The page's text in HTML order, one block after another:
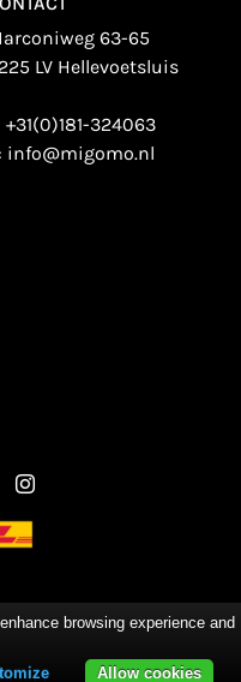
63-65
LV Hellevoetsluis
+31(0)181-324063
info@migomo.nl
browsing experience and
Allow cookies